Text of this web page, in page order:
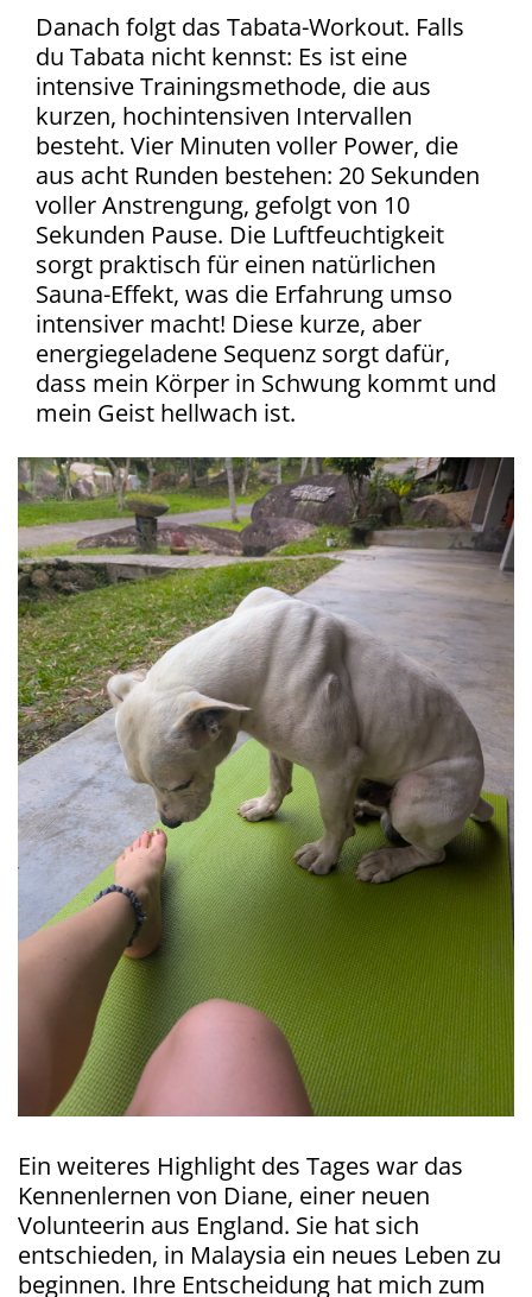
Danach folgt das Tabata-Workout. Falls
du Tabata nicht kennst: Es ist eine
intensive Trainingsmethode, die aus
kurzen, hochintensiven Intervallen
besteht. Vier Minuten voller Power, die
aus acht Runden bestehen: 20 Sekunden
voller Anstrengung, gefolgt von 10
Sekunden Pause. Die Luftfeuchtigkeit
sorgt praktisch für einen natürlichen
Sauna-Effekt, was die Erfahrung umso
intensiver macht! Diese kurze, aber
energiegeladene Sequenz sorgt dafür,
dass mein Körper in Schwung kommt und
mein Geist hellwach ist.
Ein weiteres Highlight des Tages war das
Kennenlernen von Diane, einer neuen
Volunteerin aus England. Sie hat sich
entschieden, in Malaysia ein neues Leben zu
beginnen. Ihre Entscheidung hat mich zum